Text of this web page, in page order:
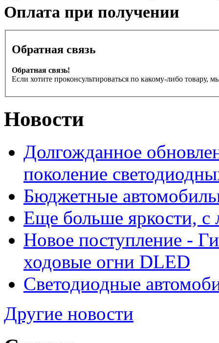
Оплата при получении
Обратная связь
Обратная связь!
Если хотите проконсультироваться по какому-либо товару,
Новости
Долгожданное
поколение
Бюджетные
Еще больше яркости,
Новое поступление -
ходовые огни DLED
Светодиодные
Другие новости